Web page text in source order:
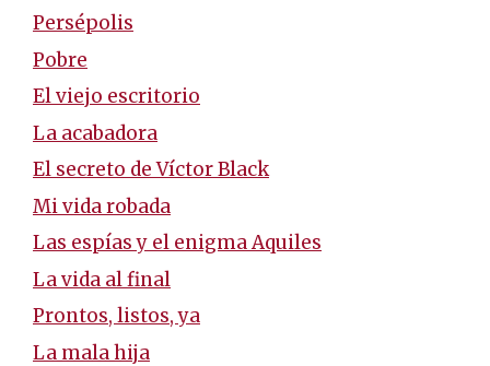
Persépolis
Pobre
El viejo escritorio
La acabadora
El secreto de Víctor Black
Mi vida robada
Las espías y el enigma Aquiles
La vida al final
Prontos, listos, ya
La mala hija